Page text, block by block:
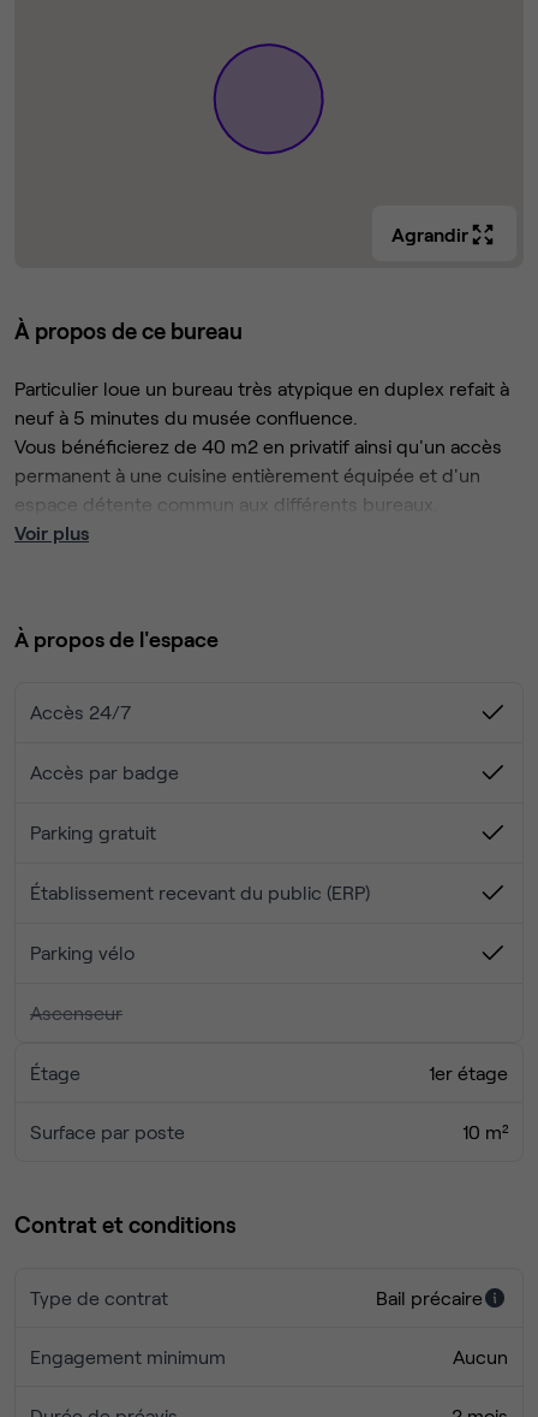
Agrandir
À propos de ce bureau
Particulier loue un bureau très atypique en duplex refait à
neuf à 5 minutes du musée confluence.
Vous bénéficierez de 40 m2 en privatif ainsi qu'un accès
permanent à une cuisine entièrement équipée et d'un
espace détente commun aux différents bureaux.
Une salle de réunion est à votre disposition sur
Accès très facile en transport en commun (bus, tram,
Parking gratuit
Voir plus
À propos de l'espace
Accès 24/7
Accès par badge
Parking gratuit
Établissement recevant du public (ERP)
Parking vélo
Ascenseur
Étage 1er étage
Surface par poste 10 m²
Contrat et conditions
Type de contrat Bail précaire
Engagement minimum Aucun